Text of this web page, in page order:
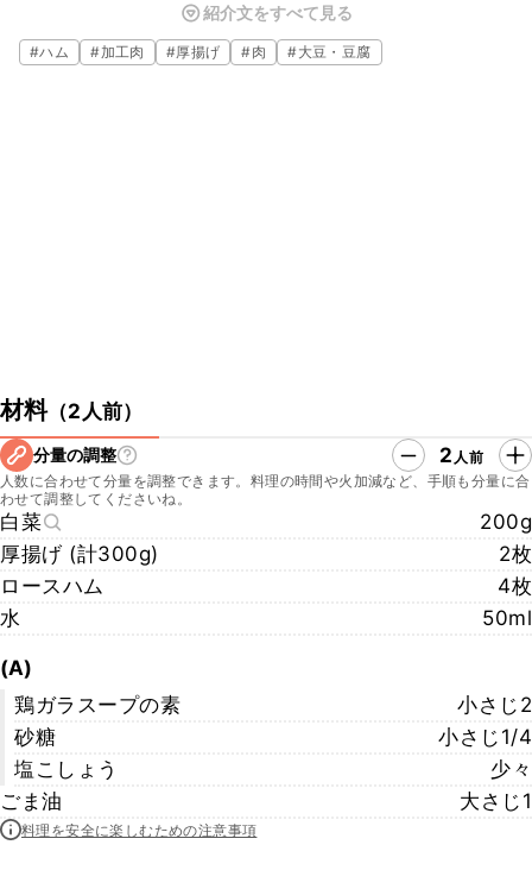
ました。とても簡単ですのでぜひお試しください。
紹介文をすべて見る
#ハム #加工肉 #厚揚げ #肉 #大豆・豆腐
材料（2人前）
分量の調整 2 人前
人数に合わせて分量を調整できます。料理の時間や火加減など、手順も分量に合
わせて調整してくださいね。
白菜
200g
厚揚げ (計300g)
2枚
ロースハム
4枚
水
50ml
(A)
鶏ガラスープの素
小さじ2
砂糖
小さじ1/4
塩こしょう
少々
ごま油
大さじ1
料理を安全に楽しむための注意事項